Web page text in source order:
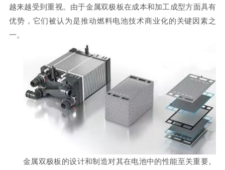
越来越受到重视。由于金属双极板在成本和加工成型方面具有
优势，它们被认为是推动燃料电池技术商业化的关键因素之
一。
金属双极板的设计和制造对其在电池中的性能至关重要。